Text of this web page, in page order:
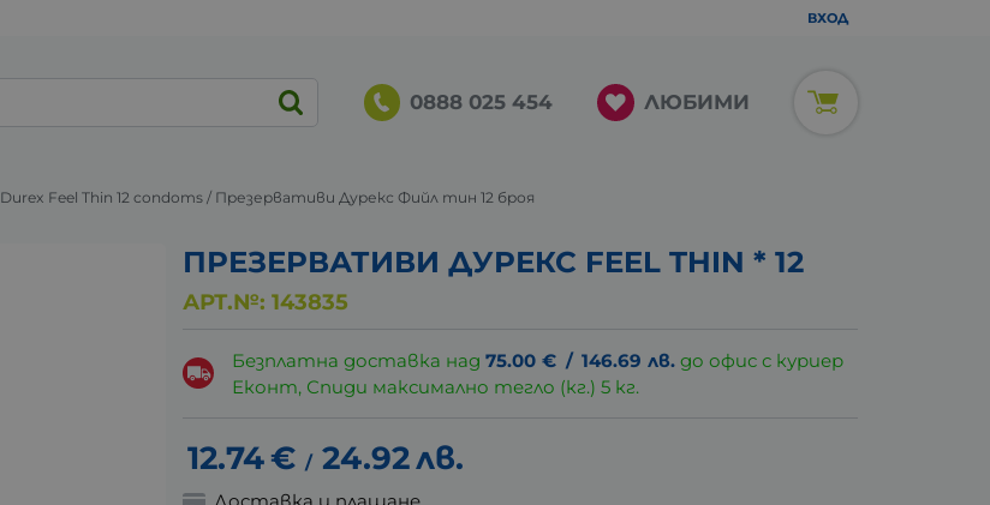
ВХОД
0888 025 454 ЛЮБИМИ
Durex Feel Thin 12 condoms / Презервативи Дурекс Фийл тин 12 броя
ПРЕЗЕРВАТИВИ ДУРЕКС FEEL THIN * 12
АРТ.№: 143835
Безплатна доставка над75.00 € / 146.69 лв. до офис с куриер
Еконт, Спиди максимално тегло (кг.) 5 кг.
12.74€ / 24.92лв.